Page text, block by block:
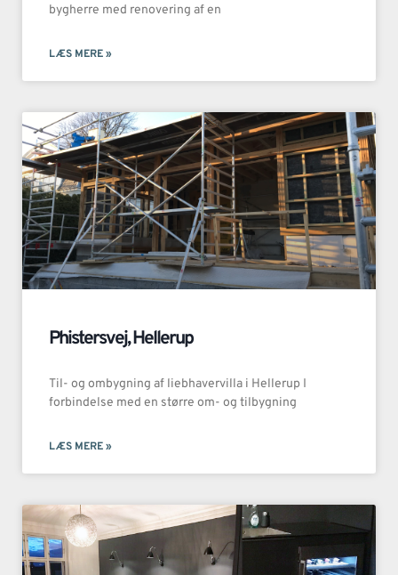
bygherre med renovering af en
LÆS MERE »
Phistersvej, Hellerup
Til- og ombygning af liebhavervilla i Hellerup I
forbindelse med en større om- og tilbygning
LÆS MERE »